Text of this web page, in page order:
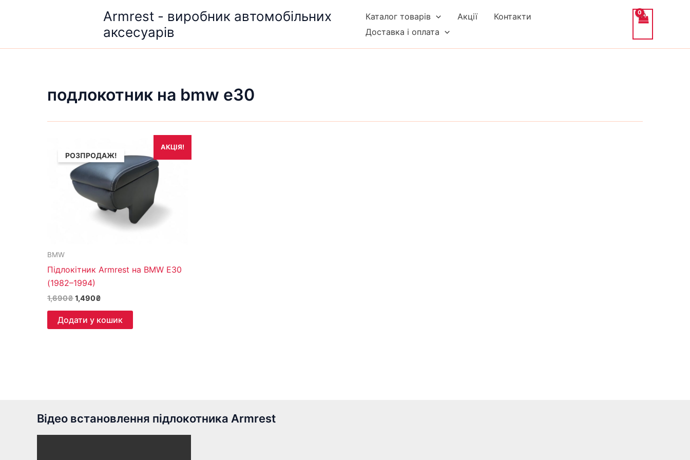
Armrest - виробник автомобільних
аксесуарів
Каталог товарів Акції
Контакти
Доставка і оплата
подлокотник на bmw e30
АКЦІЯ!
РОЗПРОДАЖ!
BMW
Підлокітник Armrest на BMW E30
(1982–1994)
1,690₴
ціна:
1,690₴.
1,490₴
ціна:
1,490₴.
Додати у кошик
Відео встановлення підлокотника Armrest